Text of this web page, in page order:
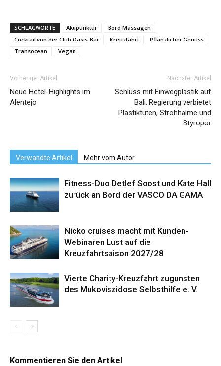
SCHLAGWORTE Akupunktur
Bord Massagen
Cocktail von der Club Oasis-Bar
Kreuzfahrt
Pflanzlicher Genuss
Transocean
Vegan
Vorheriger Artikel
Neue Hotel-Highlights im
Alentejo
Nächster Artikel
Schluss mit Einwegplastik auf
Bali: Regierung verbietet
Plastiktüten, Strohhalme und
Styropor
Verwandte Artikel Mehr vom Autor
Fitness-Duo Detlef Soost und Kate Hall
zurück an Bord der VASCO DA GAMA
Nicko cruises macht mit Kunden-
Webinaren Lust auf die
Kreuzfahrtsaison 2027/28
Vierte Charity-Kreuzfahrt zugunsten
des Mukoviszidose Selbsthilfe e. V.
Kommentieren Sie den Artikel